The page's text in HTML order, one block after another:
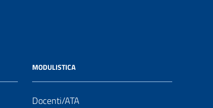
MODULISTICA
Docenti/ATA